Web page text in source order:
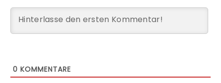
0 KOMMENTARE